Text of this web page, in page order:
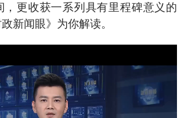
，更收获一系列具有里程碑意义的
新闻眼》为你解读。